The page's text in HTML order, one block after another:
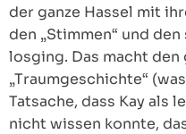
der ganze Hassel mit
den „Stimmen“ und
losging. Das macht den
„Traumgeschichte“
Tatsache, dass Kay als
nicht wissen konnte,